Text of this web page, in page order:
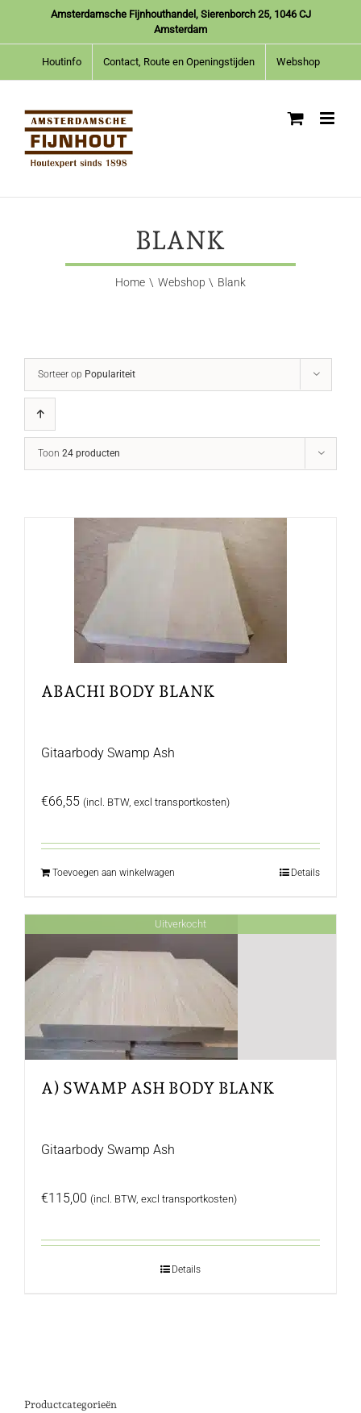
inhoud
Amsterdamsche Fijnhouthandel, Sierenborch 25, 1046 CJ
Amsterdam
Houtinfo Contact, Route en Openingstijden Webshop
BLANK
Home Webshop Blank
Sorteer op Populariteit
Toon 24 producten
ABACHI BODY BLANK
Gitaarbody Swamp Ash
€66,55 (incl. BTW, excl transportkosten)
Toevoegen aan winkelwagen Details
Uitverkocht
A) SWAMP ASH BODY BLANK
Gitaarbody Swamp Ash
€115,00 (incl. BTW, excl transportkosten)
Details
Productcategorieën